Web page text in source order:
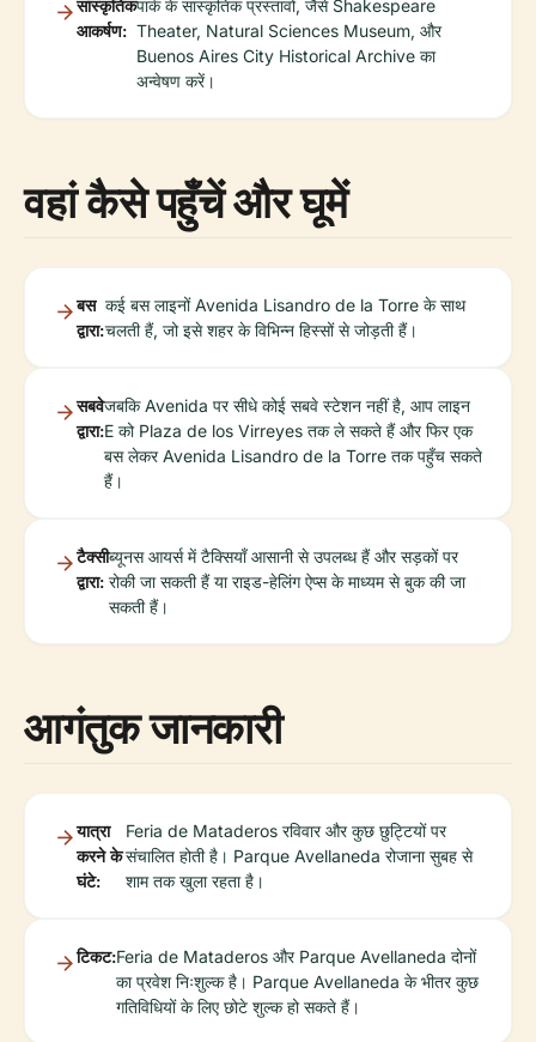
सांस्कृतिक
आकर्षण:
पार्क के सांस्कृतिक प्रस्तावों, जैसे Shakespeare
Theater, Natural Sciences Museum, और
Buenos Aires City Historical Archive का
अन्वेषण करें।
वहां कैसे पहुँचें और घूमें
बस
द्वारा:
कई बस लाइनों Avenida Lisandro de la Torre के साथ
चलती हैं, जो इसे शहर के विभिन्न हिस्सों से जोड़ती हैं।
सबवे
द्वारा:
जबकि Avenida पर सीधे कोई सबवे स्टेशन नहीं है, आप लाइन
E को Plaza de los Virreyes तक ले सकते हैं और फिर एक
बस लेकर Avenida Lisandro de la Torre तक पहुँच सकते
हैं।
टैक्सी
द्वारा:
ब्यूनस आयर्स में टैक्सियाँ आसानी से उपलब्ध हैं और सड़कों पर
रोकी जा सकती हैं या राइड-हेलिंग ऐप्स के माध्यम से बुक की जा
सकती हैं।
आगंतुक जानकारी
यात्रा
करने के
घंटे:
Feria de Mataderos रविवार और कुछ छुट्टियों पर
संचालित होती है। Parque Avellaneda रोजाना सुबह से
शाम तक खुला रहता है।
टिकट:Feria de Mataderos और Parque Avellaneda दोनों
का प्रवेश निःशुल्क है। Parque Avellaneda के भीतर कुछ
गतिविधियों के लिए छोटे शुल्क हो सकते हैं।